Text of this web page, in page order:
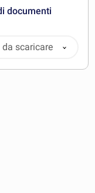
documenti
scaricare